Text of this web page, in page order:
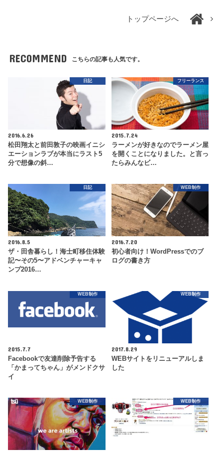
トップページへ
RECOMMEND こちらの記事も人気です。
日記
2016.6.26
松田翔太と前田敦子の映画イニシ
エーションラブが本当にラスト5
分で想像の斜…
フリーランス
2015.7.24
ラーメンが好きなのでラーメン屋
を開くことになりました。と言っ
たらみんなビ…
日記
2016.8.5
ザ・田舎暮らし！海士町移住体験
記〜その5〜アドベンチャーキャ
ンプ2016…
WEB制作
2016.7.20
初心者向け！WordPressでのブ
ログの書き方
WEB制作
2015.7.7
Facebookで友達削除予告する
「かまってちゃん」がメンドクサ
イ
WEB制作
2017.8.29
WEBサイトをリニューアルしま
した
WEB制作 WEB制作